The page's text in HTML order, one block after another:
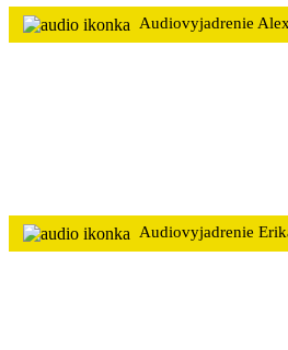
Audiovyjadrenie
Audiovyjadrenie